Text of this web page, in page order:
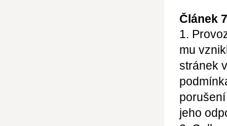
Článek
1.
mu
stránek
jeho